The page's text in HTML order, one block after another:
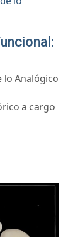
lo Analógico
a cargo